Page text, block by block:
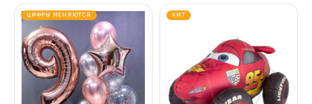
ЦИФРЫ МЕНЯЮТСЯ ХИТ